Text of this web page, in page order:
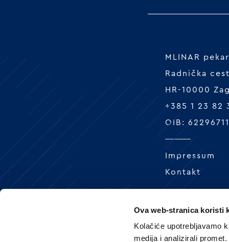
Ova web-stranica koristi
Kolačiće upotrebljavamo
medija i analizirali
MLINAR
Radnička
HR-10000
+385 1 23 82
OIB:
Impressum
Kontakt